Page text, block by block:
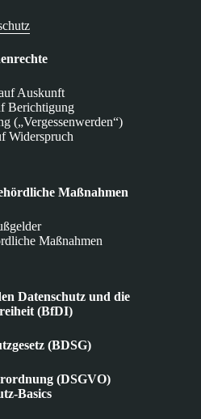
Auskunft
Berichtigung
(„Vergessenwerden“)
Widerspruch
Maßnahmen
Maßnahmen
Datenschutz und die
(BfDI)
(BDSG)
(DSGVO)
Basics